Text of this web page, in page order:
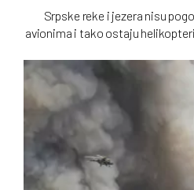
Srpske reke i jezera nisu
avionima i tako ostaju